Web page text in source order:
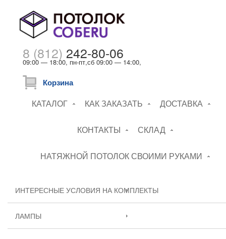
8 (812) 242-80-06
09:00 — 18:00, пн-пт,сб 09:00 — 14:00,
Корзина
КАТАЛОГ КАК ЗАКАЗАТЬ ДОСТАВКА
КОНТАКТЫ СКЛАД
НАТЯЖНОЙ ПОТОЛОК СВОИМИ РУКАМИ
ИНТЕРЕСНЫЕ УСЛОВИЯ НА КОМПЛЕКТЫ
ЛАМПЫ